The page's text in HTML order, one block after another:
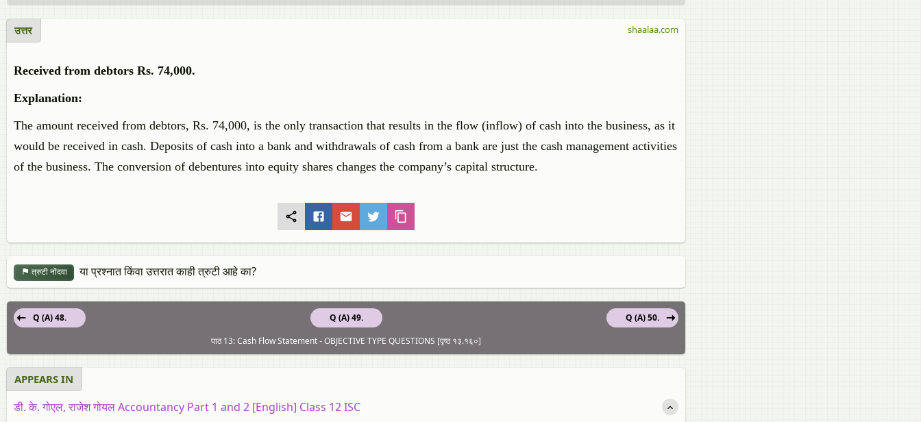
उत्तर
Received from debtors Rs. 74,000.
Explanation:
The amount received from debtors, Rs. 74,000, is the only transaction that results in the flow (inflow) of cash into the business, as it
would be received in cash. Deposits of cash into a bank and withdrawals of cash from a bank are just the cash management activities
of the business. The conversion of debentures into equity shares changes the company’s capital structure.
shaalaa.com
त्रुटी नोंदवा या प्रश्नात किंवा उत्तरात काही त्रुटी आहे का?
Q (A) 49.
Q (A) 48.
Q (A) 50.
पाठ 13: Cash Flow Statement - OBJECTIVE TYPE QUESTIONS [पृष्ठ १३.१६०]
APPEARS IN
डी. के. गोएल, राजेश गोयल Accountancy Part 1 and 2 [English] Class 12 ISC